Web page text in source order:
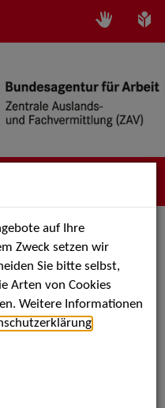
als PDF speichern
Dressman
auf Ihre
Zweck setzen wir
Sie bitte selbst,
Arten von Cookies
Weitere Informationen